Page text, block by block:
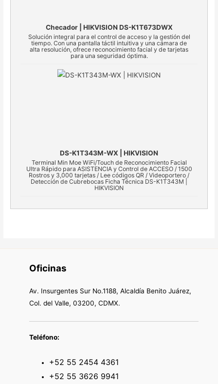
Checador | HIKVISION DS-K1T673DWX
Solución integral para el control de acceso y la gestión del
tiempo. Con una pantalla táctil intuitiva y una cámara de
alta resolución, ofrece reconocimiento facial y de tarjetas
para una seguridad óptima.
DS-K1T343M-WX | HIKVISION
Terminal Min Moe WiFi/Touch de Reconocimiento Facial
Ultra Rápido para ASISTENCIA y Control de ACCESO / 1500
Rostros y 3,000 tarjetas / Lee códigos QR / Videoportero /
Detección de Cubrebocas Ficha Técnica DS-K1T343M |
HIKVISION
Oficinas
Av. Insurgentes Sur No.1188, Alcaldía Benito Juárez,
Col. del Valle, 03200, CDMX.
Teléfono:
+52 55 2454 4361
+52 55 3626 9941